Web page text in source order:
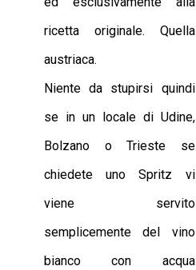
ricetta originale. Quella
austriaca.
Niente da stupirsi quindi
se in un locale di Udine,
Bolzano o Trieste se
chiedete uno Spritz vi
viene servito
semplicemente del vino
bianco con acqua